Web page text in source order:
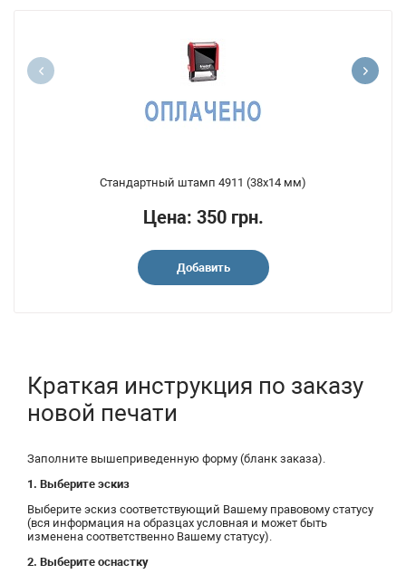
Стандартный штамп 4911 (38x14 мм)
Цена: 350 грн.
Добавить
Краткая инструкция по заказу
новой печати
Заполните вышеприведенную форму (бланк заказа).
1. Выберите эскиз
Выберите эскиз соответствующий Вашему правовому статусу
(вся информация на образцах условная и может быть
изменена соответственно Вашему статусу).
2. Выберите оснастку